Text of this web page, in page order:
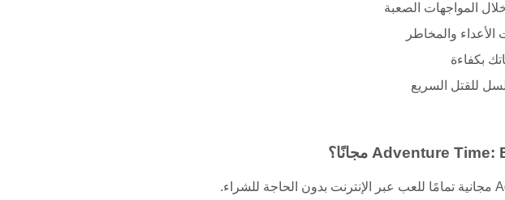
المواجهات الصعبة
والمخاطر
بكفاءة
للقتل السريع